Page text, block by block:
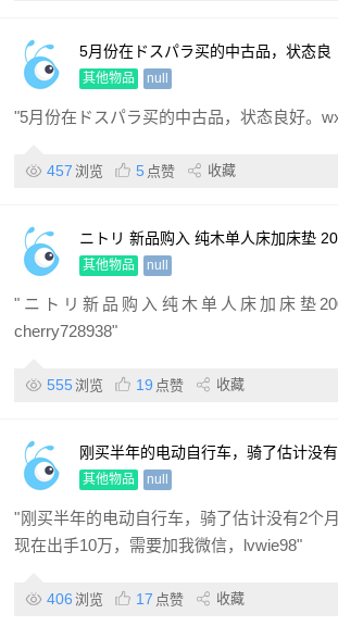
5月份在ドスパラ买的中古品，状态良
好。 wx：Miko_95
其他物品 null
"5月份在ドスパラ买的中古品，状态良好。
457 浏览 5 点赞 收藏
ニトリ 新品购入 纯木单人床加床垫
池袋 自取微信
其他物品 null
"ニトリ新品购入纯木单人床加床垫
cherry728938"
555 浏览 19 点赞 收藏
刚买半年的电动自行车，骑了估计没
个月时间，原价15万，现
其他物品 null
"刚买半年的电动自行车，骑了估计没有2个
现在出手10万，需要加我微信，lvwie98"
406 浏览 17 点赞 收藏